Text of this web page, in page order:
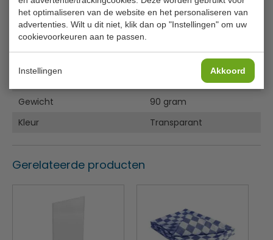
het optimaliseren van de website en het personaliseren van
advertenties. Wilt u dit niet, klik dan op "Instellingen" om uw
cookievoorkeuren aan te passen.
Instellingen Akkoord
3 spuitmonden
Verkort de bereidingstijd
Model
CW726
Materiaal
27.5 x 7.7 cm
Gewicht
90 gram
Kleur
Transparant
Gerelateerde producten